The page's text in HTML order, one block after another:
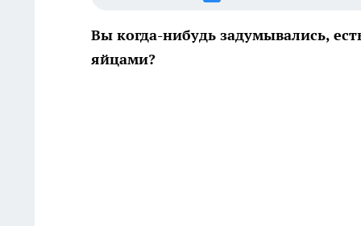
Вы когда-нибудь задумывались,
яйцами?